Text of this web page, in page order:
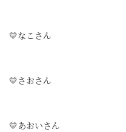
💛なこさん
💛さおさん
💛あおいさん